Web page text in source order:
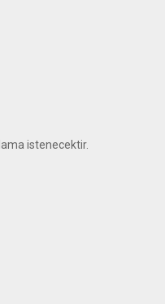
istenecektir.